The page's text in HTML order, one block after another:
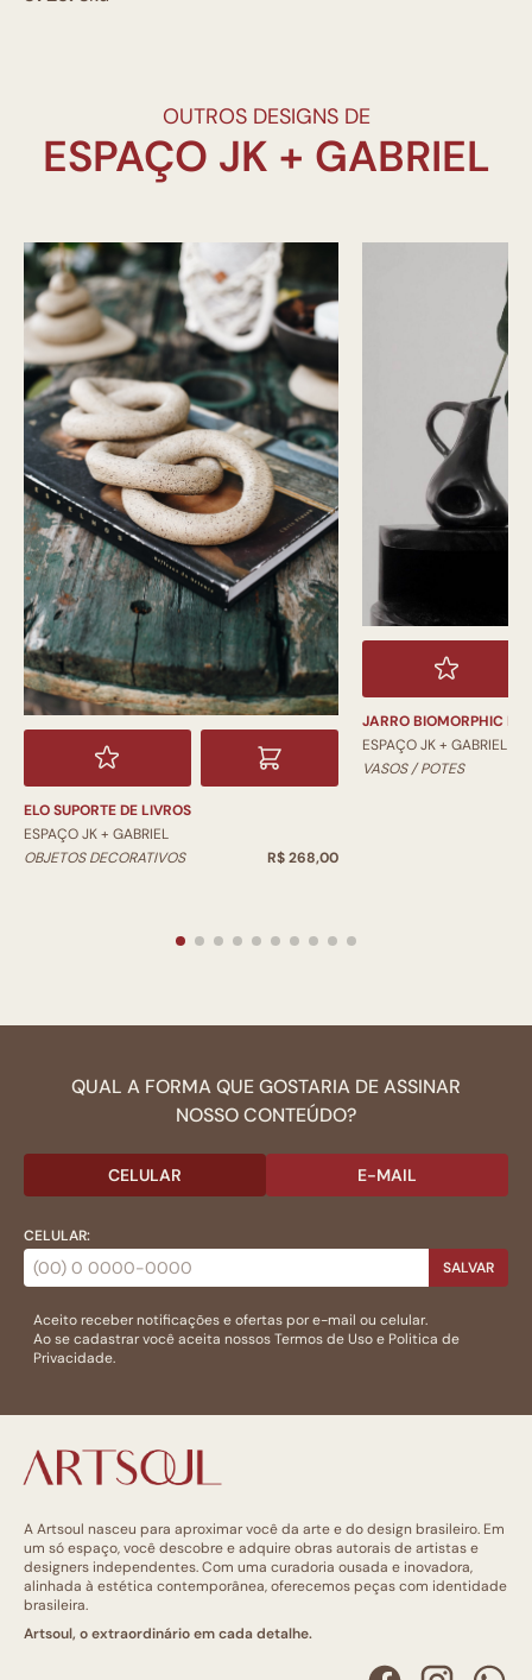
OUTROS DESIGNS DE
ELO SUPORTE DE LIVROS
ESPAÇO JK + GABRIEL
OBJETOS DECORATIVOS
R$ 268,00
JARRO BIOMORPHIC
ESPAÇO JK + GABRIEL
VASOS / POTES
QUAL A FORMA QUE GOSTARIA DE ASSINAR
NOSSO CONTEÚDO?
CELULAR E-MAIL
CELULAR:
SALVAR
Aceito receber notificações e ofertas por e-mail ou celular.
Ao se cadastrar você aceita nossosTermos de Usoe Politica de
Privacidade.
A Artsoul nasceu para aproximar você da arte e do design brasileiro. Em
um só espaço, você descobre e adquire obras autorais de artistas e
designers independentes. Com uma curadoria ousada e inovadora,
alinhada à estética contemporânea, oferecemos peças com identidade
brasileira.
Artsoul, o extraordinário em cada detalhe.